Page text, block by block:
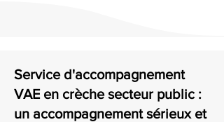
Service d'accompagnement
VAE en crèche secteur public :
un accompagnement sérieux et